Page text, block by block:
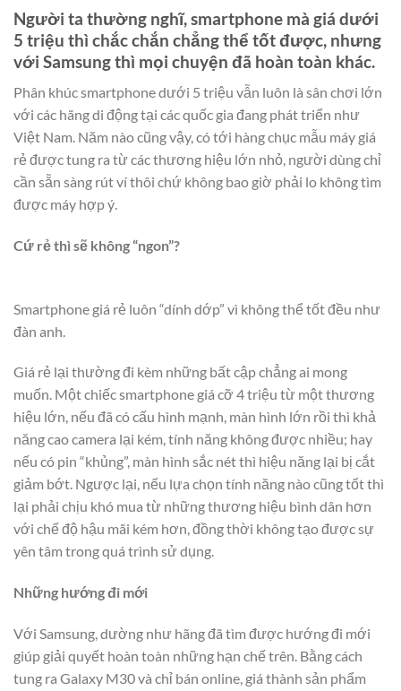
Người ta thường nghĩ, smartphone mà giá dưới
5 triệu thì chắc chắn chẳng thể tốt được, nhưng
với Samsung thì mọi chuyện đã hoàn toàn khác.
Phân khúc smartphone dưới 5 triệu vẫn luôn là sân chơi lớn
với các hãng di động tại các quốc gia đang phát triển như
Việt Nam. Năm nào cũng vậy, có tới hàng chục mẫu máy giá
rẻ được tung ra từ các thương hiệu lớn nhỏ, người dùng chỉ
cần sẵn sàng rút ví thôi chứ không bao giờ phải lo không tìm
được máy hợp ý.
Cứ rẻ thì sẽ không “ngon”?
Smartphone giá rẻ luôn “dính dớp” vì không thể tốt đều như
đàn anh.
Giá rẻ lại thường đi kèm những bất cập chẳng ai mong
muốn. Một chiếc smartphone giá cỡ 4 triệu từ một thương
hiệu lớn, nếu đã có cấu hình mạnh, màn hình lớn rồi thì khả
năng cao camera lại kém, tính năng không được nhiều; hay
nếu có pin “khủng”, màn hình sắc nét thì hiệu năng lại bị cắt
giảm bớt. Ngược lại, nếu lựa chọn tính năng nào cũng tốt thì
lại phải chịu khó mua từ những thương hiệu bình dân hơn
với chế độ hậu mãi kém hơn, đồng thời không tạo được sự
yên tâm trong quá trình sử dụng.
Những hướng đi mới
Với Samsung, dường như hãng đã tìm được hướng đi mới
giúp giải quyết hoàn toàn những hạn chế trên. Bằng cách
tung ra Galaxy M30 và chỉ bán online, giá thành sản phẩm